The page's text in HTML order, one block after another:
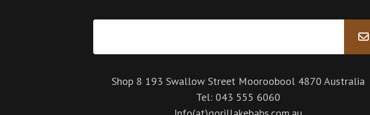
Shop 8 193 Swallow Street Mooroobool 4870 Australia
Tel: 043 555 6060